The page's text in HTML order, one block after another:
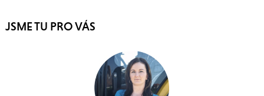
JSME TU PRO VÁS